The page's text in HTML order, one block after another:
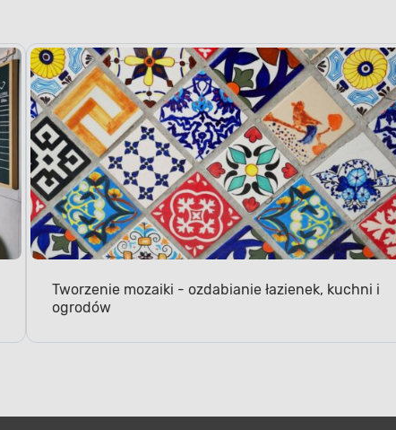
Tworzenie mozaiki - ozdabianie łazienek, kuchni i
ogrodów